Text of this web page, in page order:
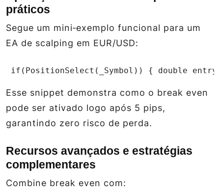
práticos
Segue um mini‑exemplo funcional para um
EA de scalping em EUR/USD:
if(PositionSelect(_Symbol)) { double entry
Esse snippet demonstra como o break even
pode ser ativado logo após 5 pips,
garantindo zero risco de perda.
Recursos avançados e estratégias
complementares
Combine break even com: